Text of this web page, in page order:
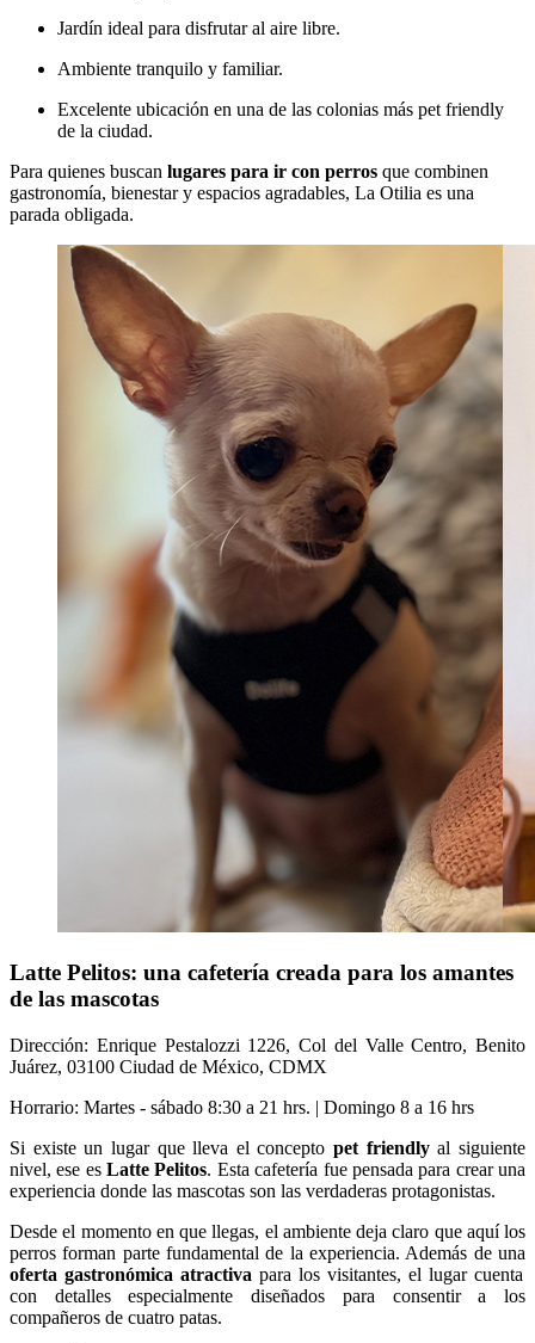
Jardín ideal para disfrutar al aire libre.
Ambiente tranquilo y familiar.
Excelente ubicación en una de las colonias más pet friendly
de la ciudad.
Para quienes buscan lugares para ir con perros que combinen
gastronomía, bienestar y espacios agradables, La Otilia es una
parada obligada.
Latte Pelitos: una cafetería creada para los amantes
de las mascotas
Dirección: Enrique Pestalozzi 1226, Col del Valle Centro, Benito
Juárez, 03100 Ciudad de México, CDMX
Horrario: Martes - sábado 8:30 a 21 hrs. | Domingo 8 a 16 hrs
Si existe un lugar que lleva el conceptopet friendlyal siguiente
nivel, ese esLatte Pelitos. Esta cafetería fue pensada para crear una
experiencia donde las mascotas son las verdaderas protagonistas.
Desde el momento en que llegas, el ambiente deja claro que aquí los
perros forman parte fundamental de la experiencia. Además de una
oferta gastronómica atractiva para los visitantes, el lugar cuenta
con detalles especialmente diseñados para consentir a los
compañeros de cuatro patas.